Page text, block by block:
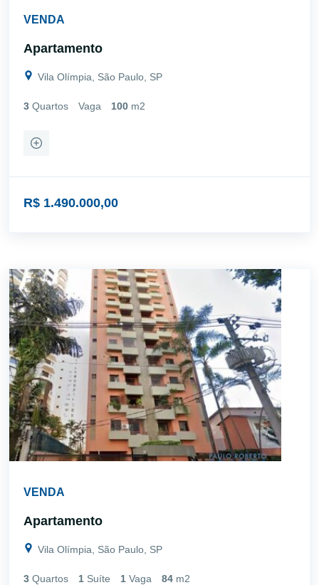
VENDA
Apartamento
Vila Olímpia, São Paulo, SP
3 Quartos Vaga 100 m2
R$ 1.490.000,00
VENDA
Apartamento
Vila Olímpia, São Paulo, SP
3 Quartos 1 Suíte 1 Vaga 84 m2